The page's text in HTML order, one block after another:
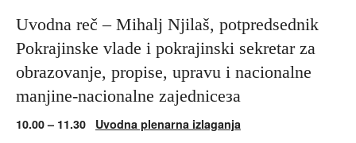
Uvodna reč – Mihalj Njilaš, potpredsednik
Pokrajinske vlade i pokrajinski sekretar za
obrazovanje, propise, upravu i nacionalne
manjine-nacionalne zajedniceза
10.00– 11.30 Uvodna plenarna izlaganja